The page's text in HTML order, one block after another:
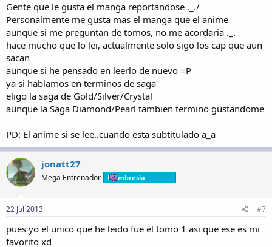
Gente que le gusta el manga reportandose ._./
Personalmente me gusta mas el manga que el anime
aunque si me preguntan de tomos, no me acordaria ._.
hace mucho que lo lei, actualmente solo sigo los cap que aun
sacan
aunque si he pensado en leerlo de nuevo =P
ya si hablamos en terminos de saga
eligo la saga de Gold/Silver/Crystal
aunque la Saga Diamond/Pearl tambien termino gustandome
PD: El anime si se lee..cuando esta subtitulado a_a
jonatt27
Mega Entrenador Membresía
22 Jul 2013 #7
pues yo el unico que he leido fue el tomo 1 asi que ese es mi
favorito xd